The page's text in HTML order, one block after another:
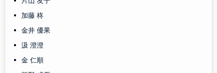
加藤 柊
金井 優果
汲 澄澄
金 仁順